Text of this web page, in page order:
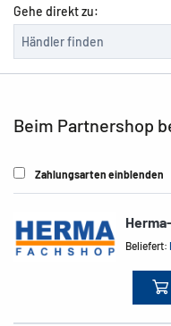
Gehe direkt zu:
Beim Partnershop
Zahlungsarten einblenden
Beliefert: